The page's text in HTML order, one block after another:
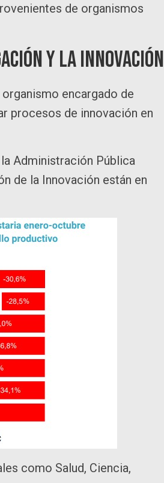
de organismos
y la innovación
encargado de
procesos de innovación en
Administración Pública
de la Innovación están en
como Salud, Ciencia,